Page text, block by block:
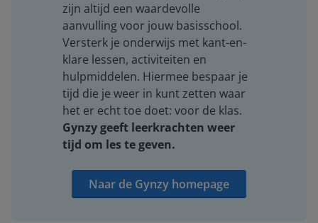
zijn altijd een waardevolle
aanvulling voor jouw basisschool.
Versterk je onderwijs met kant-en-
klare lessen, activiteiten en
hulpmiddelen. Hiermee bespaar je
tijd die je weer in kunt zetten waar
het er echt toe doet: voor de klas.
Gynzy geeft leerkrachten weer
tijd om les te geven.
Naar de Gynzy homepage